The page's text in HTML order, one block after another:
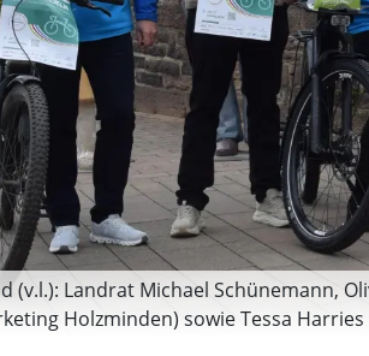
(v.l.): Landrat Michael Schünemann,
Holzminden) sowie Tessa